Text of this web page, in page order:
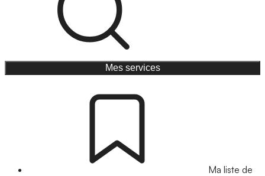
Mes services
Ma liste de